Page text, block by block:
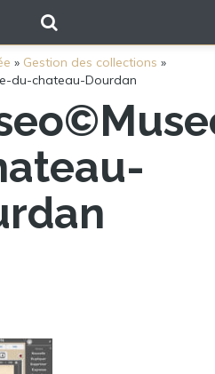
» Gestion des collections »
du-chateau-Dourdan